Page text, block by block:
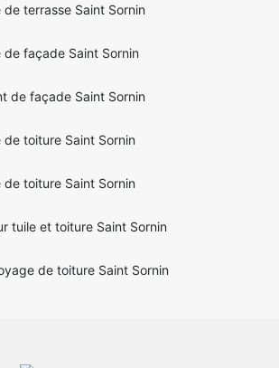
terrasse Saint Sornin
façade Saint Sornin
de façade Saint Sornin
toiture Saint Sornin
toiture Saint Sornin
tuile et toiture Saint Sornin
de toiture Saint Sornin